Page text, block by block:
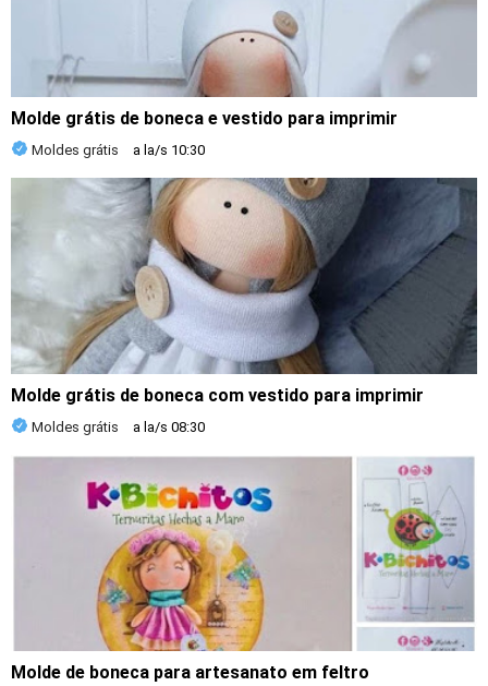
Molde grátis de boneca e vestido para imprimir
Moldes grátis a la/s 10:30
Molde grátis de boneca com vestido para imprimir
Moldes grátis a la/s 08:30
Molde de boneca para artesanato em feltro